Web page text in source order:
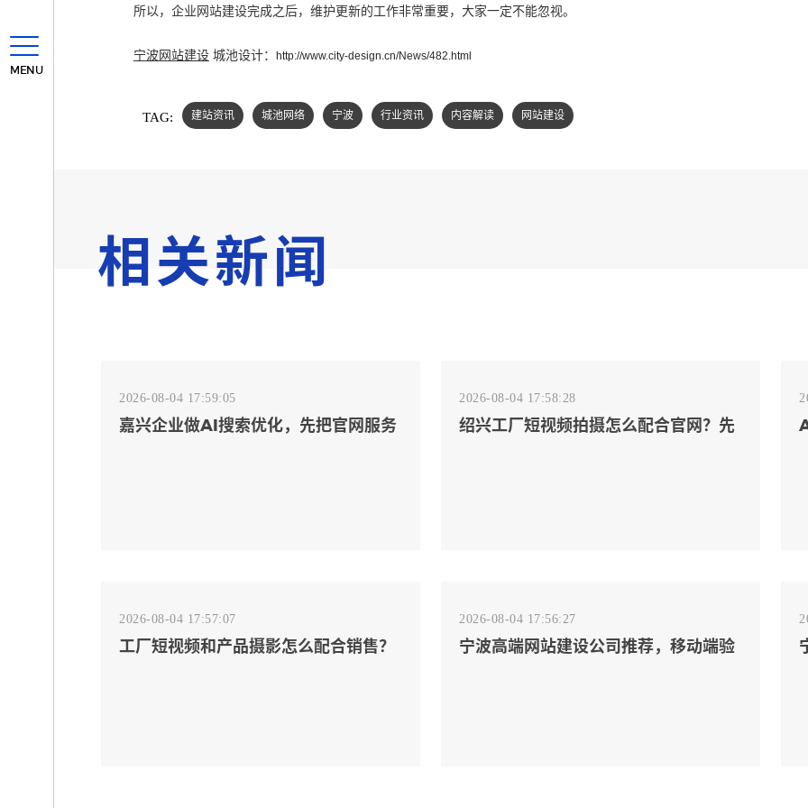
MENU
所以，企业网站建设完成之后，维护更新的工作非常重要，大家一定不能忽视。
宁波网站建设城池设计： http://www.city-design.cn/News/482.html
TAG: 建站资讯 城池网络 宁波 行业资讯 内容解读 网站建设
相关新闻
2026-08-04 17:59:05
嘉兴企业做AI搜索优化，先把官网服务
2026-08-04 17:58:28
绍兴工厂短视频拍摄怎么配合官网？先
2026-08-04 17:57:07
工厂短视频和产品摄影怎么配合销售？
2026-08-04 17:56:27
宁波高端网站建设公司推荐，移动端验